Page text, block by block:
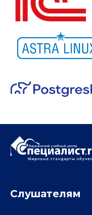
Слушателям